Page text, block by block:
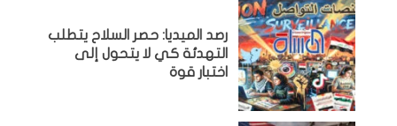
رصد الميديا: حصر السلاح يتطلب
التهدئة كي لا يتحول إلى
اختبار قوة